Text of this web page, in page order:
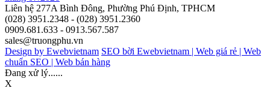
Liên hệ 277A Bình Đông, Phường Phú Định, TPHCM
(028) 3951.2348 - (028) 3951.2360
0909.681.633 - 0913.567.587
sales@truongphu.vn
Design by Ewebvietnam SEO bời Ewebvietnam | Web giá rẻ | Web
chuẩn SEO | Web bán hàng
Đang xử lý......
X